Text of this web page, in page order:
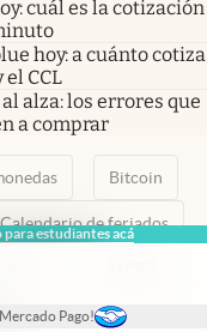
para estudiantes acá
Pago!
cuál es la cotización
hoy: a cuánto cotiza
el CCL
alza: los errores que
a comprar
Bitcoin
Calendario de feriados
pestañapestaña
nueva pestaña
en nueva pestaña
abre en nueva pestaña